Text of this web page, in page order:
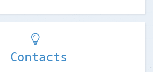
Contacts